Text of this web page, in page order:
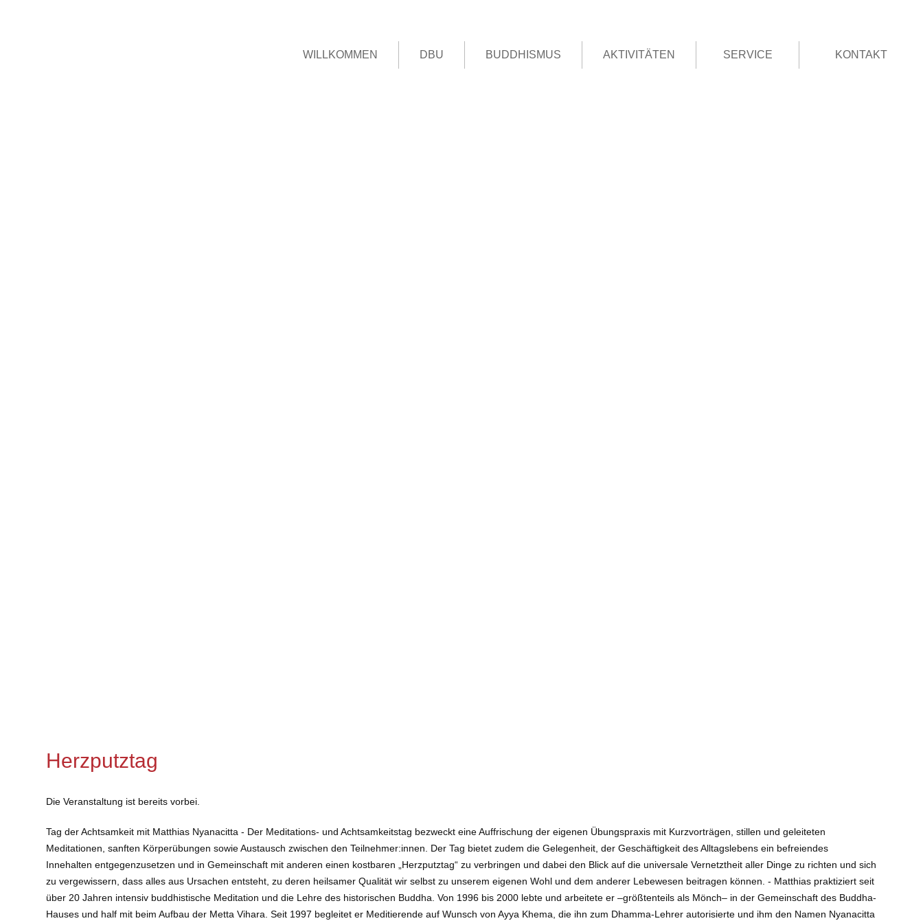
WILLKOMMEN DBU BUDDHISMUS AKTIVITÄTEN SERVICE KONTAKT
Herzputztag
Die Veranstaltung ist bereits vorbei.
Tag der Achtsamkeit mit Matthias Nyanacitta - Der Meditations- und Achtsamkeitstag bezweckt eine Auffrischung der eigenen Übungspraxis mit Kurzvorträgen, stillen und geleiteten
Meditationen, sanften Körperübungen sowie Austausch zwischen den Teilnehmer:innen. Der Tag bietet zudem die Gelegenheit, der Geschäftigkeit des Alltagslebens ein befreiendes
Innehalten entgegenzusetzen und in Gemeinschaft mit anderen einen kostbaren „Herzputztag“ zu verbringen und dabei den Blick auf die universale Vernetztheit aller Dinge zu richten und sich
zu vergewissern, dass alles aus Ursachen entsteht, zu deren heilsamer Qualität wir selbst zu unserem eigenen Wohl und dem anderer Lebewesen beitragen können. - Matthias praktiziert seit
über 20 Jahren intensiv buddhistische Meditation und die Lehre des historischen Buddha. Von 1996 bis 2000 lebte und arbeitete er –größtenteils als Mönch– in der Gemeinschaft des Buddha-
Hauses und half mit beim Aufbau der Metta Vihara. Seit 1997 begleitet er Meditierende auf Wunsch von Ayya Khema, die ihn zum Dhamma-Lehrer autorisierte und ihm den Namen Nyanacitta